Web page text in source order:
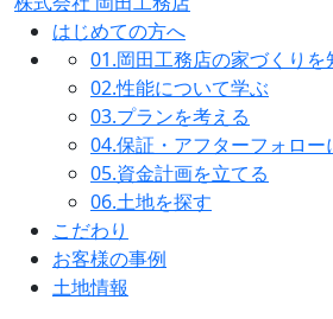
はじめての方へ
01.岡田工務店の家づくりを
02.性能について学ぶ
03.プランを考える
04.保証・アフターフォロー
05.資金計画を立てる
06.土地を探す
こだわり
お客様の事例
土地情報